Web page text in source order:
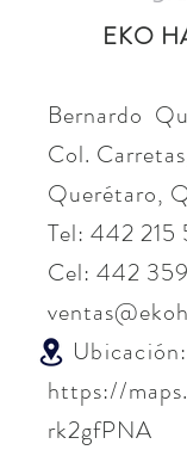
EKO
Bernardo
Col.
Querétaro,
Tel: 442
Cel: 442
Ubicación:
https://
rk2gfPNA